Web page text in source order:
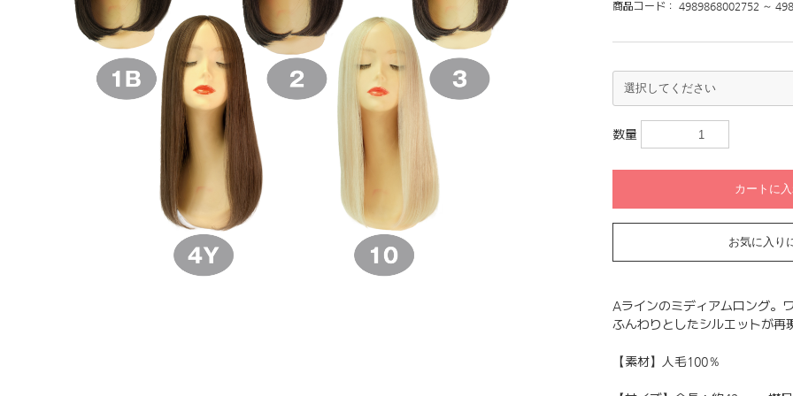
商品コード： 4989868002752 ～
数量
カートに
お気に入り
Aラインのミディアムロング。
ふんわりとしたシルエットが再
【素材】人毛100％